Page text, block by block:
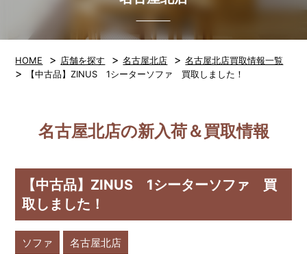
HOME > 店舗を探す >名古屋北店 >名古屋北店買取情報一覧
> 【中古品】ZINUS 1シーターソファ 買取しました！
名古屋北店の新入荷＆買取情報
【中古品】ZINUS 1シーターソファ 買
取しました！
ソファ 名古屋北店